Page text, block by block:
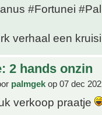
#Fortunei
verhaal een
2 hands onzin
palmgek op 07 dec
verkoop praatje